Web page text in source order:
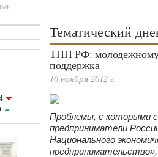
Тематический
ТПП РФ: молодежному
поддержка
16 ноября 2012 г.
Проблемы, с которыми
предприниматели
Национального